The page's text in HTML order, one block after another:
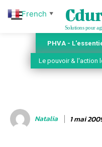
Solutions pour
PHVA -
Le pouvoir & l'action
Natalia 1 mai
French ▼